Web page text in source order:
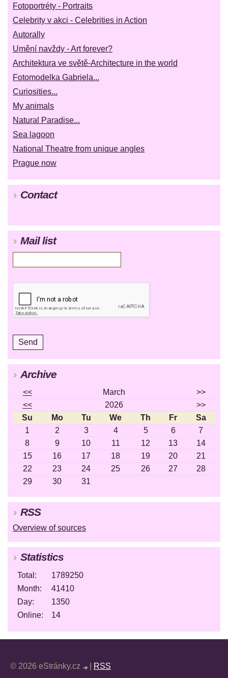
Fotoportréty - Portraits
Celebrity v akci - Celebrities in Action
Autorally
Umění navždy - Art forever?
Architektura ve světě-Architecture in the world
Fotomodelka Gabriela...
Curiosities...
My animals
Natural Paradise...
Sea lagoon
National Theatre from unique angles
Prague now
Contact
Mail list
Archive
<< March
>>
<<
2026
>>
Su
Mo Tu We Th Fr
Sa
1
2 3 4 5 6
7
8
9 10 11 12 13
14
15
16 17 18 19 20
21
22
23 24 25 26 27
28
29
30 31
RSS
Overview of sources
Statistics
Online: 14
Total:
1789250
Month:
41410
Day:
1350
© 2026 eStránky.cz RSS